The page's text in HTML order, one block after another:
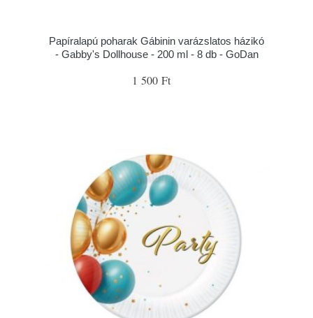
Papíralapú poharak Gábinin varázslatos házikó
- Gabby's Dollhouse - 200 ml - 8 db - GoDan
1 500 Ft